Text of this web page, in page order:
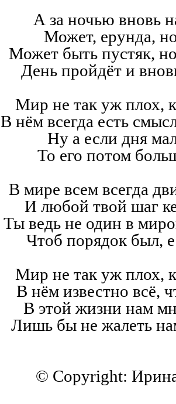
А за ночью вновь
Может, ерунда,
Может быть пустяк,
День пройдёт и
Мир не так уж плох,
В нём всегда есть
Ну а если дня
То его потом
В мире всем всегда
И любой твой шаг
Ты ведь не один в
Чтоб порядок был,
Мир не так уж плох,
В нём известно всё,
В этой жизни нам
Лишь бы не жалеть
© Copyright: